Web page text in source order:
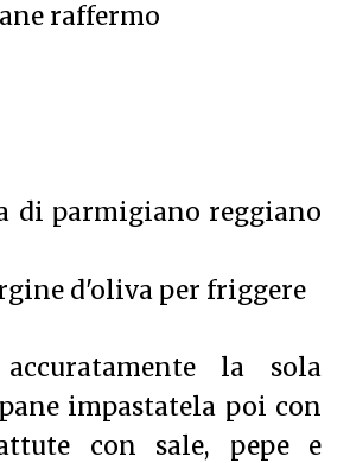
raffermo
di parmigiano reggiano
d'oliva per friggere
la sola
impastatela poi con
con sale, pepe e